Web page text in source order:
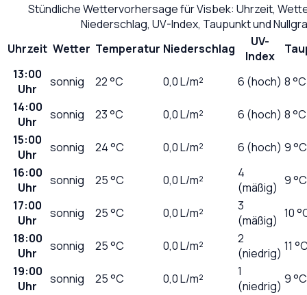
Stündliche Wettervorhersage fürVisbek: Uhrzeit,
Niederschlag, UV-Index, Taupunkt und
Uhrzeit Wetter Temperatur Niederschlag
UV-
Index
13:00
Uhr
sonnig 22°C 0,0L/m² 6 (hoch) 8 °C
14:00
Uhr
sonnig 23°C 0,0L/m² 6 (hoch) 8 °C
15:00
Uhr
sonnig 24°C 0,0L/m² 6 (hoch) 9 °C
16:00
Uhr
sonnig 25°C 0,0L/m²
4
(mäßig) 9 °C
17:00
Uhr
sonnig 25°C 0,0L/m²
3
(mäßig) 10
18:00
Uhr
sonnig 25°C 0,0L/m²
2
(niedrig) 11
19:00
Uhr
sonnig 25°C 0,0L/m²
1
(niedrig) 9 °C